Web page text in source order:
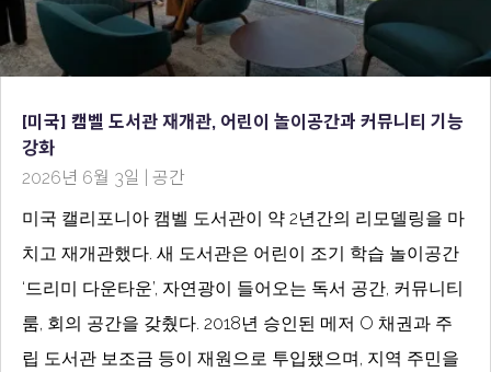
[미국] 캠벨 도서관 재개관, 어린이 놀이공간과 커뮤니티 기능
강화
2026년 6월 3일
공간
미국 캘리포니아 캠벨 도서관이 약 2년간의 리모델링을 마
치고 재개관했다. 새 도서관은 어린이 조기 학습 놀이공간
‘드리미 다운타운’, 자연광이 들어오는 독서 공간, 커뮤니티
룸, 회의 공간을 갖췄다. 2018년 승인된 메저 O 채권과 주
립 도서관 보조금 등이 재원으로 투입됐으며, 지역 주민을